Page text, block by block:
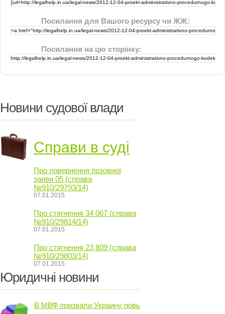
Посилання для Вашого ресурсу чи ЖЖ:
Посилання на цю сторінку:
Новини судової влади
Справи в суді
Про повернення позовної
заяви 05 (справа
№910/29793/14)
07.01.2015
Про стягнення 34 067 (справа
№910/29814/14)
07.01.2015
Про стягнення 23 809 (справа
№910/29803/14)
07.01.2015
Юридичні новини
В МВФ призвали Украину повысить ...